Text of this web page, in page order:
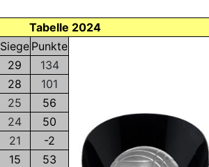
Tabelle 2024
Siege Punkte
29
134
28
101
25
56
24
50
21
-2
15
53